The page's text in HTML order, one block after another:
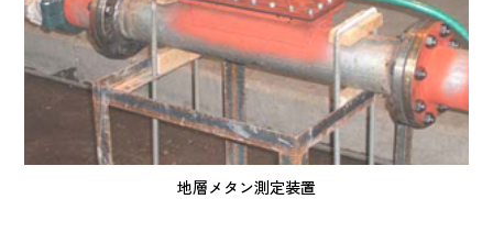
地層メタン測定装置